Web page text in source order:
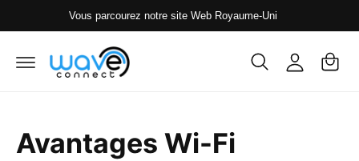
e
a
e
Vous parcourez notre site Web Royaume-Uni
n
n
e
a
n
i
Avantages Wi-Fi